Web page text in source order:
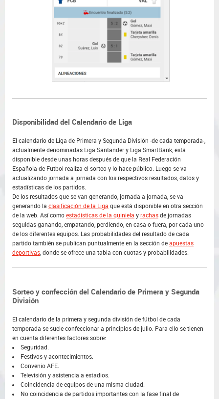
Disponibilidad del Calendario de Liga
El calendario de Liga de Primera y Segunda División -de cada temporada-,
actualmente denominadas Liga Santander y Liga SmartBank, está
disponible desde unas horas después de que la Real Federación
Española de Futbol realiza el sorteo y lo hace público. Luego se va
actualizando jornada a jornada con los respectivos resultados, datos y
estadísticas de los partidos.
De los resultados que se van generando, jornada a jornada, se va
generando la clasificación de la Liga que está disponible en otra sección
de la web. Así como estadísticas de la quiniela y rachas de jornadas
seguidas ganando, empatando, perdiendo, en casa o fuera, por cada uno
de los diferentes equipos. Las probabilidades del resultado de cada
partido también se publican puntualmente en la sección de apuestas
deportivas, donde se ofrece una tabla con cuotas y probabilidades.
Sorteo y confección del Calendario de Primera y Segunda
División
El calendario de la primera y segunda división de fútbol de cada
temporada se suele confeccionar a principios de julio. Para ello se tienen
en cuenta diferentes factores sobre:
Seguridad.
Festivos y acontecimientos.
Convenio AFE.
Televisión y asistencia a estadios.
Coincidencia de equipos de una misma ciudad.
No coincidencia de partidos importantes con la fase final de